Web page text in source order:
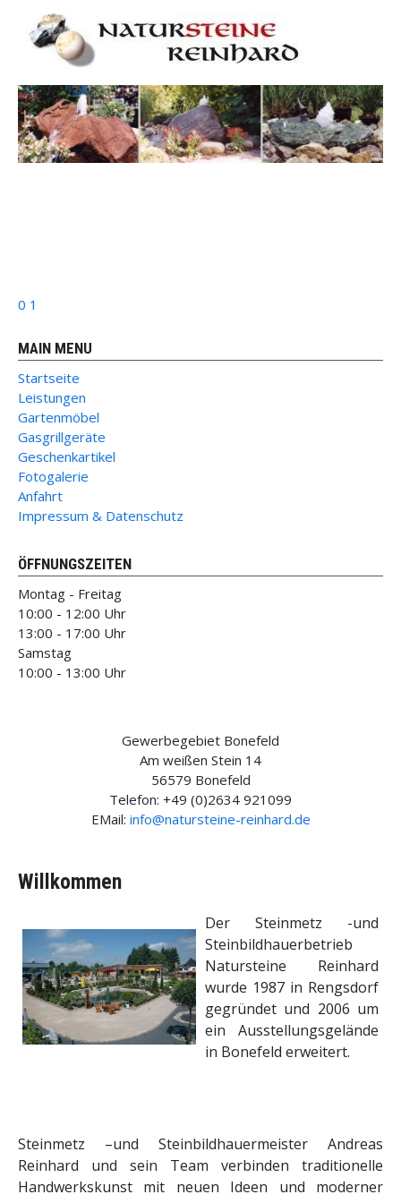
0 1
MAIN MENU
Startseite
Leistungen
Gartenmöbel
Gasgrillgeräte
Geschenkartikel
Fotogalerie
Anfahrt
Impressum & Datenschutz
ÖFFNUNGSZEITEN
Montag - Freitag
10:00 - 12:00 Uhr
13:00 - 17:00 Uhr
Samstag
10:00 - 13:00 Uhr
Gewerbegebiet Bonefeld
Am weißen Stein 14
56579 Bonefeld
Telefon: +49 (0)2634 921099
EMail: info@natursteine-reinhard.de
Willkommen
Der Steinmetz -und
Steinbildhauerbetrieb
Natursteine Reinhard
wurde 1987 in Rengsdorf
gegründet und 2006 um
ein Ausstellungsgelände
in Bonefeld erweitert.
Steinmetz –und Steinbildhauermeister Andreas
Reinhard und sein Team verbinden traditionelle
Handwerkskunst mit neuen Ideen und moderner